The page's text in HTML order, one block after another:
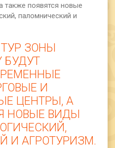
также появятся новые
паломнический и
ЗОНЫ
БУДУТ
И
ЦЕНТРЫ, А
НОВЫЕ ВИДЫ
И АГРОТУРИЗМ.